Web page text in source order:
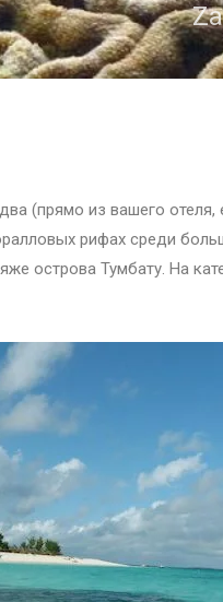
(прямо из вашего
рифах среди
острова Тумбату. На